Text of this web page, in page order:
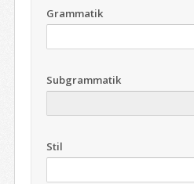
Grammatik
Subgrammatik
Stil